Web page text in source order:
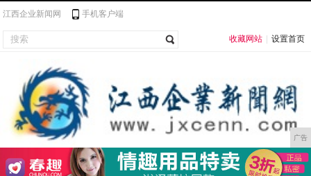
江西企业新闻网 手机客户端
收藏网站 设置首页
广告